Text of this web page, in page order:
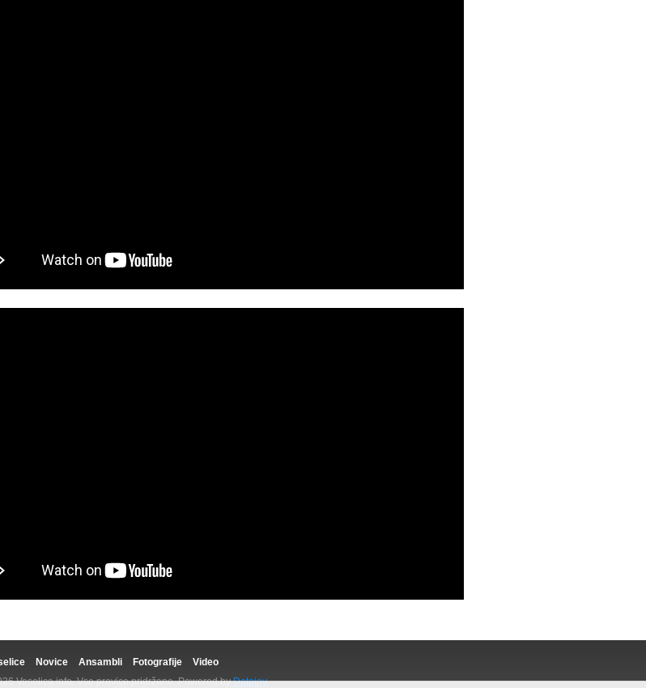
Novice Ansambli Fotografije
Video
Veselica.info. Vse pravice pridržane. Powered byDatajoy.